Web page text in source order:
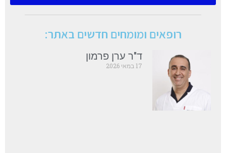
רופאים ומומחים חדשים באתר:
ד"ר ערן פרמון
17 במאי 2026